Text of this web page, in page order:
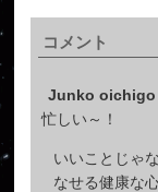
コメント
Junko oichigo
忙しい～！
いいことじゃ
なせる健康な